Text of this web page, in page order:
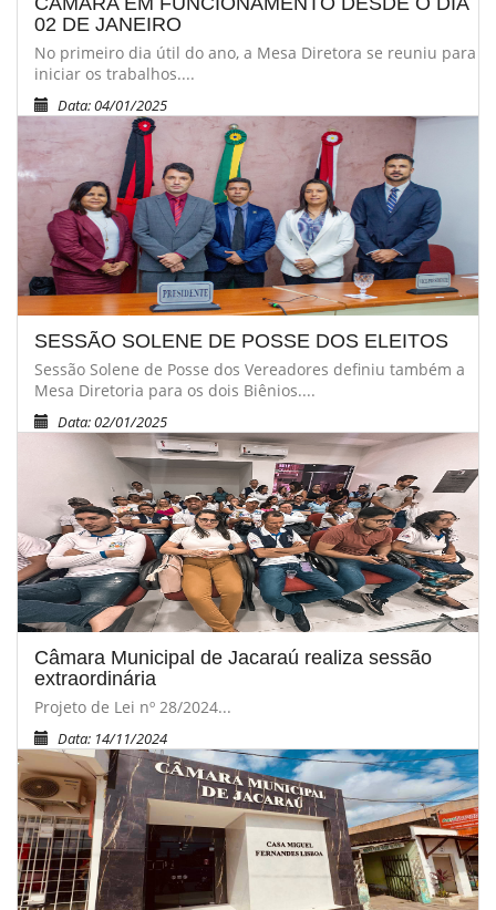
02 DE JANEIRO
No primeiro dia útil do ano, a Mesa Diretora se reuniu para
iniciar os trabalhos....
Data: 04/01/2025
SESSÃO SOLENE DE POSSE DOS ELEITOS
Sessão Solene de Posse dos Vereadores definiu também a
Mesa Diretoria para os dois Biênios....
Data: 02/01/2025
Câmara Municipal de Jacaraú realiza sessão
extraordinária
Projeto de Lei nº 28/2024...
Data: 14/11/2024